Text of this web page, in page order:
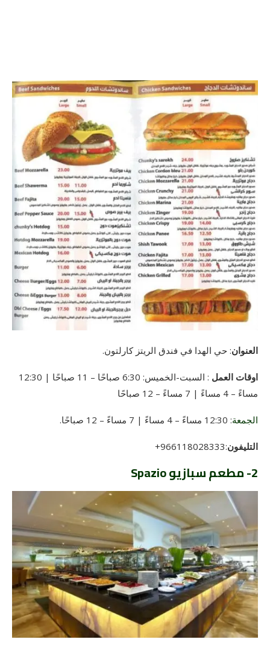
العنوان: حي الهدا في فندق الريتز كارلتون.
اوقات العمل : السبت-الخميس:
6:30 صباحًا – 11 صباحًا | 12:30
مساءً – 4 مساءً | 7 مساءً – 12 صباحًا
الجمعة:
.
التليفون:966118028333+
2- مطعم سبازيو Spazio